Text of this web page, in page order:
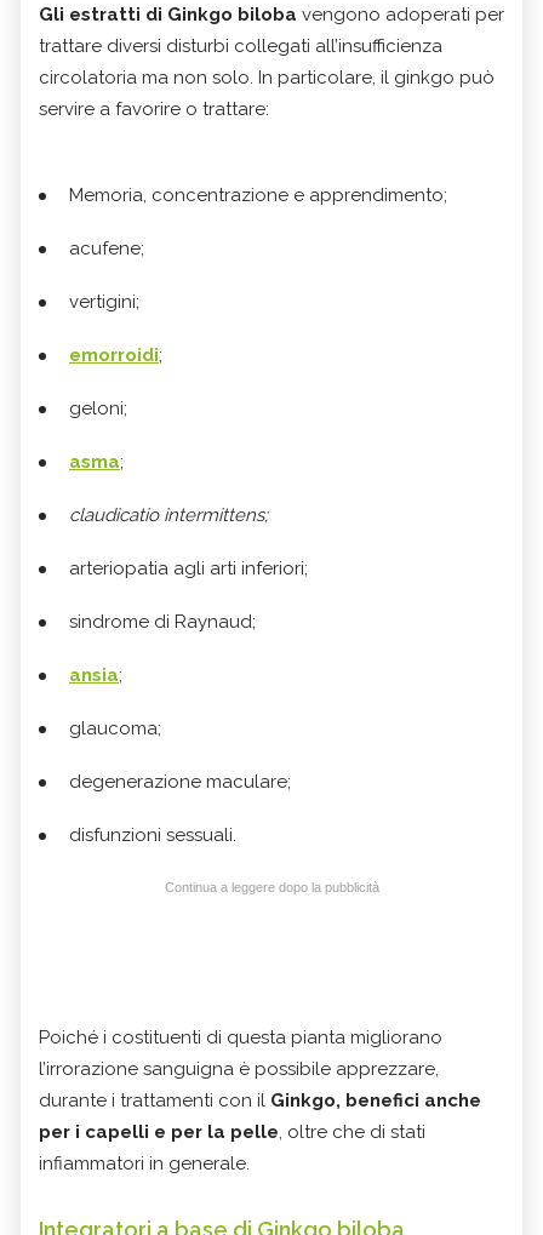
Gli estratti di Ginkgo biloba vengono adoperati per
trattare diversi disturbi collegati all’insufficienza
circolatoria ma non solo. In particolare, il ginkgo può
servire a favorire o trattare:
Memoria, concentrazione e apprendimento;
acufene;
vertigini;
emorroidi;
geloni;
asma;
claudicatio intermittens;
arteriopatia agli arti inferiori;
sindrome di Raynaud;
ansia;
glaucoma;
degenerazione maculare;
disfunzioni sessuali.
Continua a leggere dopo la pubblicità
Poiché i costituenti di questa pianta migliorano
l’irrorazione sanguigna è possibile apprezzare,
durante i trattamenti con il Ginkgo, benefici anche
per i capelli e per la pelle, oltre che di stati
infiammatori in generale.